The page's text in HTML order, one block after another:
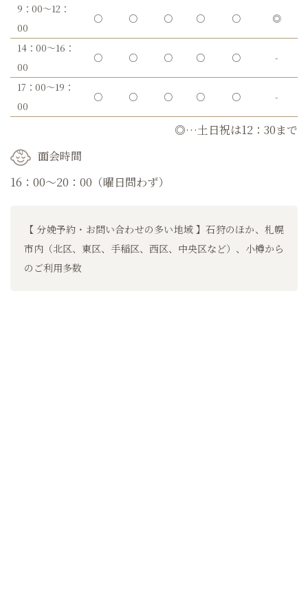
9：00～12：
00
○ ○ ○ ○ ○ ◎
14：00～16：
00
○ ○ ○ ○ ○ -
17：00～19：
00
○ ○ ○ ○ ○ -
◎…土日祝は12：30まで
面会時間
16：00～20：00（曜日問わず）
【 分娩予約・お問い合わせの多い地域 】石狩のほか、札幌
市内（北区、東区、手稲区、西区、中央区など）、小樽から
のご利用多数